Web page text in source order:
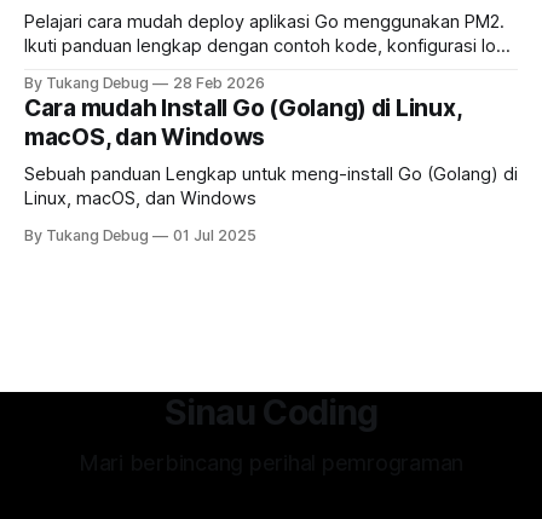
Pelajari cara mudah deploy aplikasi Go menggunakan PM2.
Ikuti panduan lengkap dengan contoh kode, konfigurasi log
By Tukang Debug 28 Feb 2026
Cara mudah Install Go (Golang) di Linux,
macOS, dan Windows
Sebuah panduan Lengkap untuk meng-install Go (Golang) di
Linux, macOS, dan Windows
By Tukang Debug 01 Jul 2025
Sinau Coding